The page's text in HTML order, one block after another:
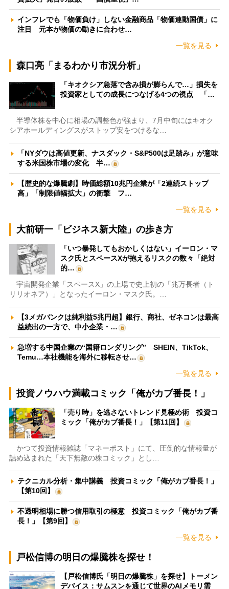
インフレでも「物価負け」しない金融商品「物価連動国債」に
注目 元本が物価の動きに合わせ…
一覧を見る
森口亮「まるわかり市況分析」
「キオクシア急落で含み損が膨らんで…」損失を
投資家としての成長につなげる4つの視点 「…
半導体株を中心に相場の調整色が強まり、7月中旬にはキオク
シアホールディングスがストップ安をつけるな…
「NYダウは高値更新、ナスダック・S&P500は足踏み」が意味
する米国株市場の変化 半…
【歴史的な爆騰劇】時価総額10兆円企業が「2連続ストップ
高」「制限値幅拡大」の衝撃 フ…
一覧を見る
大前研一「ビジネス新大陸」の歩き方
「いつ暴発してもおかしくはない」イーロン・マ
スク氏とスペースXが抱えるリスクの数々「絶対
的…
宇宙開発企業「スペースX」の上場で史上初の「兆万長者（ト
リリオネア）」となったイーロン・マスク氏。…
【3メガバンクは純利益5兆円超】銀行、商社、ゼネコンは最高
益続出の一方で、中小企業・…
急増する中国企業の“国籍ロンダリング” SHEIN、TikTok、
Temu…本社機能を海外に移転させ…
一覧を見る
投資ノウハウ満載コミック「俺がカブ番長！」
「売り時」を逃さないトレンド見極め術 投資コ
ミック「俺がカブ番長！」【第11回】
かつて投資情報雑誌「マネーポスト」にて、圧倒的な情報量が
詰め込まれた「天下無敵の株コミック」とし…
テクニカル分析・集中講義 投資コミック「俺がカブ番長！」
【第10回】
不透明相場に勝つ信用取引の極意 投資コミック「俺がカブ番
長！」【第9回】
一覧を見る
戸松信博の明日の爆騰株を探せ！
【戸松信博氏「明日の爆騰株」を探せ】トーメン
デバイス：サムスンを通じて世界のAIメモリ需